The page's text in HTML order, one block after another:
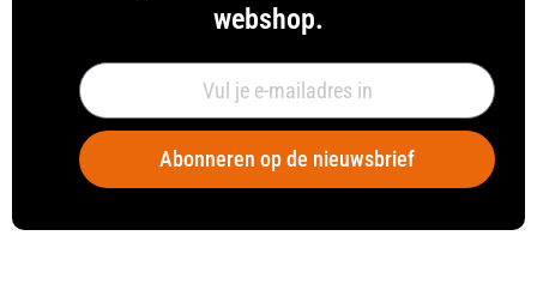
webshop.
Abonneren op de nieuwsbrief